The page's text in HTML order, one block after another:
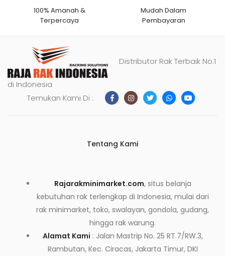
100% Amanah &
Terpercaya
Mudah Dalam
Pembayaran
Distributor Rak Terbaik No.1
di Indonesia
Temukan Kami Di :
Tentang Kami
Rajarakminimarket.com, situs belanja
kebutuhan rak terlengkap di Indonesia, mulai dari
rak minimarket, toko, swalayan, gondola, gudang,
hingga rak warung.
Alamat Kami : Jalan Mastrip No. 25 RT.7/RW.3,
Rambutan, Kec. Ciracas, Jakarta Timur, DKI